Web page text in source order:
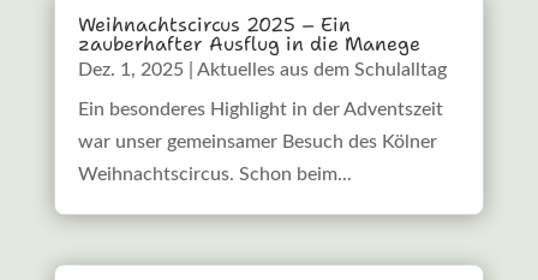
Weihnachtscircus 2025 – Ein
zauberhafter Ausflug in die Manege
Dez. 1, 2025| Aktuelles aus dem Schulalltag
Ein besonderes Highlight in der Adventszeit
war unser gemeinsamer Besuch des Kölner
Weihnachtscircus. Schon beim...